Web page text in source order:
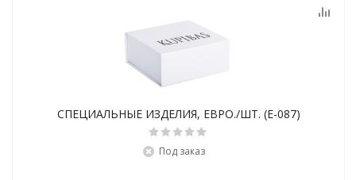
СПЕЦИАЛЬНЫЕ ИЗДЕЛИЯ, ЕВРО./ШТ. (E-087)
Под заказ